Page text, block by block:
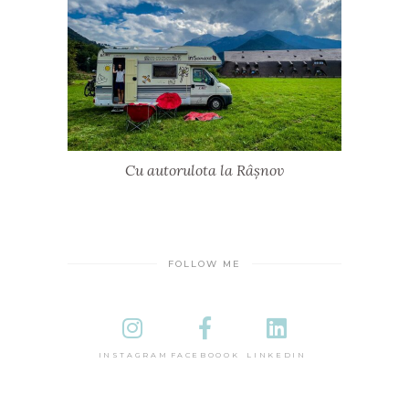
Cu autorulota la Râșnov
FOLLOW ME
INSTAGRAM FACEBOOOK LINKEDIN